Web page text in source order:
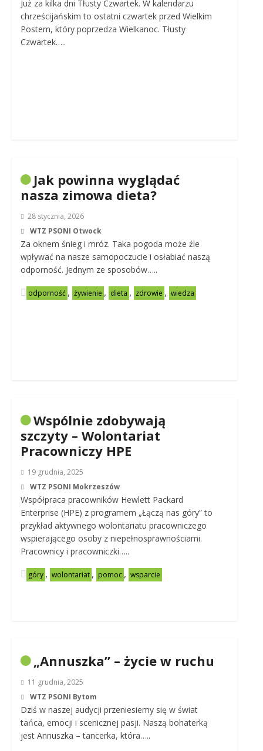
Już za kilka dni Tłusty Czwartek. W kalendarzu
chrześcijańskim to ostatni czwartek przed Wielkim
Postem, który poprzedza Wielkanoc. Tłusty
Czwartek…..
Jak powinna wyglądać
nasza zimowa dieta?
28 stycznia, 2026
WTZ PSONI Otwock
Za oknem śnieg i mróz. Taka pogoda może źle
wpływać na nasze samopoczucie i osłabiać naszą
odporność. Jednym ze sposobów…..
odporność , żywienie , dieta , zdrowie , wiedza
Wspólnie zdobywają
szczyty – Wolontariat
Pracowniczy HPE
19 grudnia, 2025
WTZ PSONI Mokrzeszów
Współpraca pracowników Hewlett Packard
Enterprise (HPE) z programem „Łączą nas góry” to
przykład aktywnego wolontariatu pracowniczego
wspierającego osoby z niepełnosprawnościami.
Pracownicy i pracowniczki…..
góry , wolontariat , pomoc , wsparcie
„Annuszka” – życie w ruchu
11 grudnia, 2025
WTZ PSONI Bytom
Dziś w naszej audycji przeniesiemy się w świat
tańca, emocji i scenicznej pasji. Naszą bohaterką
jest Annuszka – tancerka, która…..